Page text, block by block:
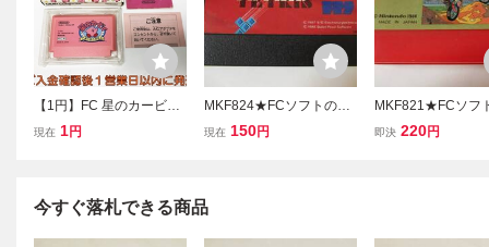
【1円】FC 星のカービィ
夢の泉の物語 ゲームソフ
3fk/F3
現在 1円
MKF824★FCソフトのみ
テトリス TETRIS 起動確
現在 150円
MKF821★FCソフ
エキサイトバイク
即決 220円
今すぐ落札できる商品